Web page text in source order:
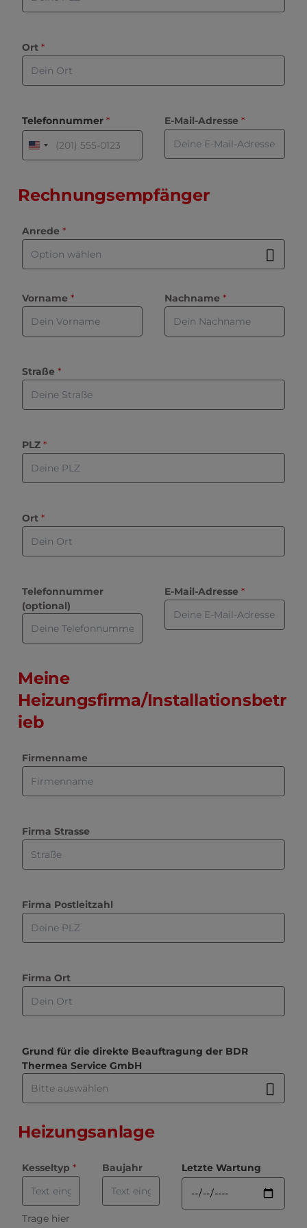
Ort *
Telefonnummer *
United
States
E-Mail-Adresse *
Rechnungsempfänger
Anrede *
Vorname * Nachname *
Straße *
PLZ *
Ort *
Telefonnummer
(optional)
E-Mail-Adresse *
Meine
Heizungsfirma/Installationsbetr
ieb
Firmenname
Firma Strasse
Firma Postleitzahl
Firma Ort
Grund für die direkte Beauftragung der BDR
Thermea Service GmbH
Heizungsanlage
Kesseltyp
r
a
*
Trage hier
Baujahr Letzte Wartung